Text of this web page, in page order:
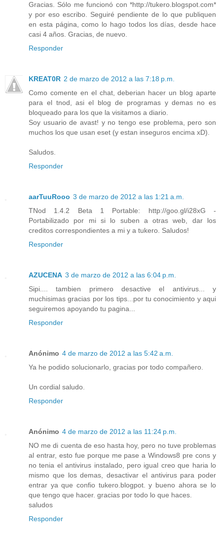
Gracias. Sólo me funcionó con *http://tukero.blogspot.com*
y por eso escribo. Seguiré pendiente de lo que publiquen
en esta página, como lo hago todos los días, desde hace
casi 4 años. Gracias, de nuevo.
Responder
KREAT0R 2 de marzo de 2012 a las 7:18 p.m.
Como comente en el chat, deberian hacer un blog aparte
para el tnod, asi el blog de programas y demas no es
bloqueado para los que la visitamos a diario.
Soy usuario de avast! y no tengo ese problema, pero son
muchos los que usan eset (y estan inseguros encima xD).
Saludos.
Responder
aarTuuRooo 3 de marzo de 2012 a las 1:21 a.m.
TNod 1.4.2 Beta 1 Portable: http://goo.gl/i28xG -
Portabilizado por mi si lo suben a otras web, dar los
creditos correspondientes a mi y a tukero. Saludos!
Responder
AZUCENA 3 de marzo de 2012 a las 6:04 p.m.
Sipi.... tambien primero desactive el antivirus... y
muchisimas gracias por los tips...por tu conocimiento y aqui
seguiremos apoyando tu pagina...
Responder
Anónimo 4 de marzo de 2012 a las 5:42 a.m.
Ya he podido solucionarlo, gracias por todo compañero.
Un cordial saludo.
Responder
Anónimo 4 de marzo de 2012 a las 11:24 p.m.
NO me di cuenta de eso hasta hoy, pero no tuve problemas
al entrar, esto fue porque me pase a Windows8 pre cons y
no tenia el antivirus instalado, pero igual creo que haria lo
mismo que los demas, desactivar el antivirus para poder
entrar ya que confio tukero.blogpot. y bueno ahora se lo
que tengo que hacer. gracias por todo lo que haces.
saludos
Responder